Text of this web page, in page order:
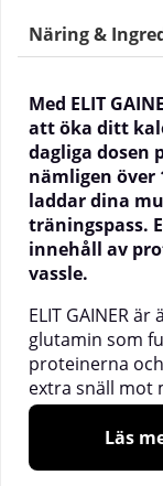
Näring &
Med ELIT
att öka ditt
dagliga dosen
nämligen över
laddar dina
träningspass.
innehåll av
vassle.
ELIT GAINER
glutamin som
proteinerna
extra snäll mot
Laktosfri
Innehåller
Läs